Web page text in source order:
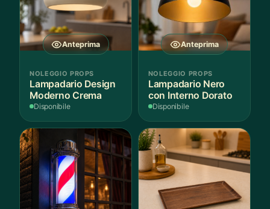
Anteprima
NOLEGGIO PROPS
Lampadario Design
Moderno Crema
Disponibile
Anteprima
NOLEGGIO PROPS
Lampadario Nero
con Interno Dorato
Disponibile